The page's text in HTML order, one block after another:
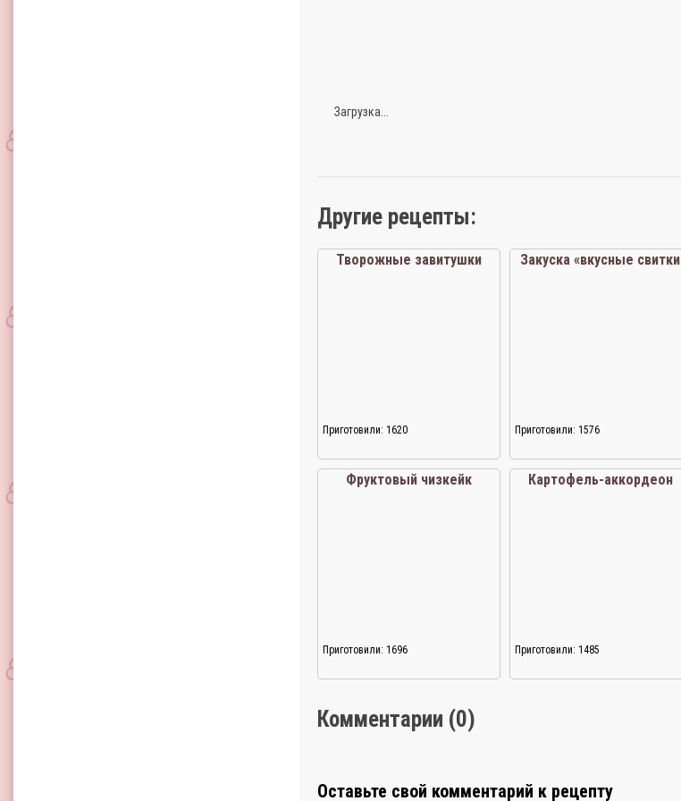
Загрузка...
Другие рецепты:
Творожные завитушки
Приготовили: 1620
Закуска «вкусные свитки
Приготовили: 1576
Фруктовый чизкейк
Приготовили: 1696
Картофель-аккордеон
Приготовили: 1485
Комментарии (0)
Оставьте свой комментарий к рецепту